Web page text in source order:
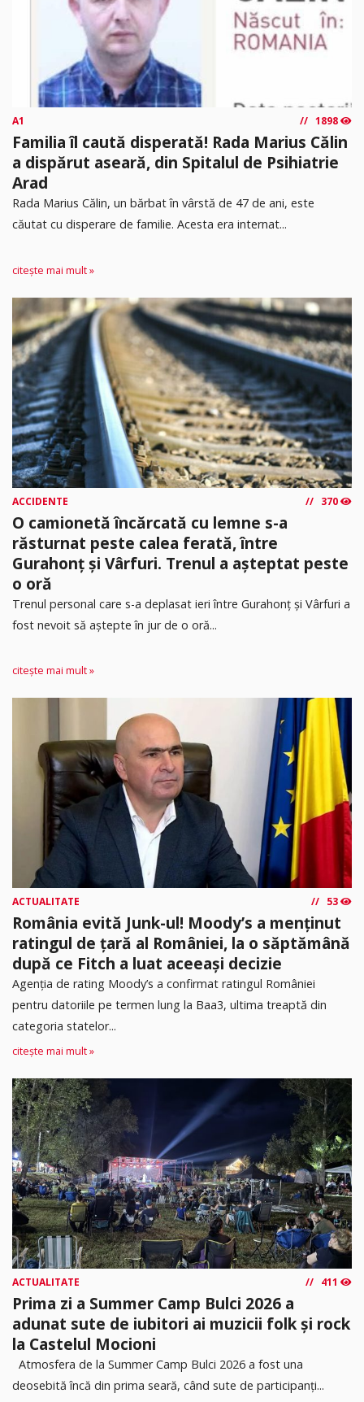
A1 1898
Familia îl caută disperată! Rada Marius Călin
a dispărut aseară, din Spitalul de Psihiatrie
Arad
Rada Marius Călin, un bărbat în vârstă de 47 de ani, este
căutat cu disperare de familie. Acesta era internat...
citește mai mult »
ACCIDENTE 370
O camionetă încărcată cu lemne s-a
răsturnat peste calea ferată, între
Gurahonț și Vârfuri. Trenul a așteptat peste
o oră
Trenul personal care s-a deplasat ieri între Gurahonț și Vârfuri a
fost nevoit să aștepte în jur de o oră...
citește mai mult »
ACTUALITATE 53
România evită Junk-ul! Moody’s a menținut
ratingul de țară al României, la o săptămână
după ce Fitch a luat aceeași decizie
Agenția de rating Moody’s a confirmat ratingul României
pentru datoriile pe termen lung la Baa3, ultima treaptă din
categoria statelor...
citește mai mult »
ACTUALITATE 411
Prima zi a Summer Camp Bulci 2026 a
adunat sute de iubitori ai muzicii folk și rock
la Castelul Mocioni
Atmosfera de la Summer Camp Bulci 2026 a fost una
deosebită încă din prima seară, când sute de participanți...